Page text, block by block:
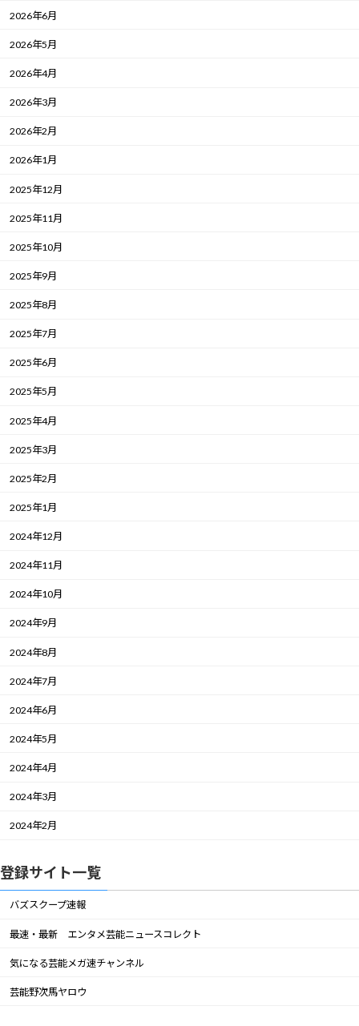
2026年6月
2026年5月
2026年4月
2026年3月
2026年2月
2026年1月
2025年12月
2025年11月
2025年10月
2025年9月
2025年8月
2025年7月
2025年6月
2025年5月
2025年4月
2025年3月
2025年2月
2025年1月
2024年12月
2024年11月
2024年10月
2024年9月
2024年8月
2024年7月
2024年6月
2024年5月
2024年4月
2024年3月
2024年2月
登録サイト一覧
バズスクープ速報
最速・最新 エンタメ芸能ニュースコレクト
気になる芸能メガ速チャンネル
芸能野次馬ヤロウ